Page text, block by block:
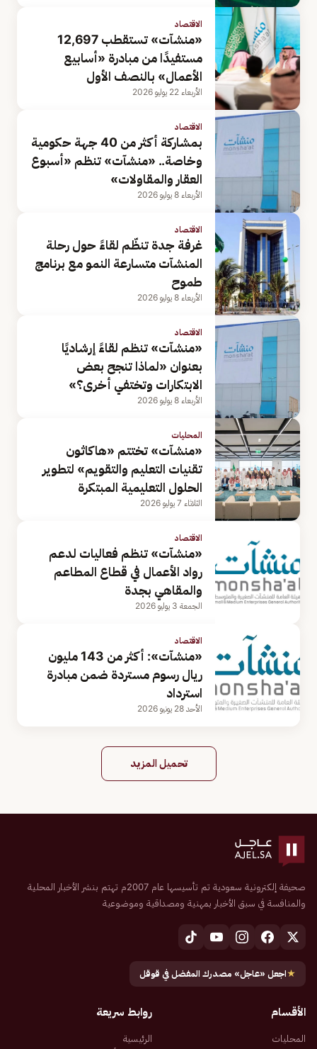
الاقتصاد
«منشآت» تستقطب 12,697
مستفيدًا من مبادرة «أسابيع
الأعمال» بالنصف الأول
الأربعاء 22 يوليو 2026
الاقتصاد
بمشاركة أكثر من 40 جهة حكومية
وخاصة.. «منشآت» تنظم «أسبوع
العقار والمقاولات»
الأربعاء 8 يوليو 2026
الاقتصاد
غرفة جدة تنظّم لقاءً حول رحلة
المنشآت متسارعة النمو مع برنامج
طموح
الأربعاء 8 يوليو 2026
الاقتصاد
«منشآت» تنظم لقاءً إرشاديًا
بعنوان «لماذا تنجح بعض
الابتكارات وتختفي أخرى؟»
الأربعاء 8 يوليو 2026
المحليات
«منشآت» تختتم «هاكاثون
تقنيات التعليم والتقويم» لتطوير
الحلول التعليمية المبتكرة
الثلاثاء 7 يوليو 2026
الاقتصاد
«منشآت» تنظم فعاليات لدعم
رواد الأعمال في قطاع المطاعم
والمقاهي بجدة
الجمعة 3 يوليو 2026
الاقتصاد
«منشآت»: أكثر من 143 مليون
ريال رسوم مستردة ضمن مبادرة
استرداد
الأحد 28 يونيو 2026
تحميل المزيد
صحيفة إلكترونية سعودية تم تأسيسها عام 2007م تهتم بنشر الأخبار المحلية
والمنافسة في سبق الأخبار بمهنية ومصداقية وموضوعية
★اجعل «عاجل» مصدرك المفضل في قوقل
الأقسام
المحليات
روابط سريعة
الرئيسية